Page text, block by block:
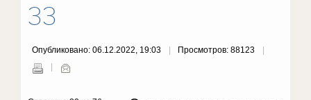
33
Опубликовано: 06.12.2022, 19:03 Просмотров: 88123